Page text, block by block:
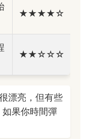
★★★★☆
★★☆☆☆
漂亮，但有些
果你時間彈